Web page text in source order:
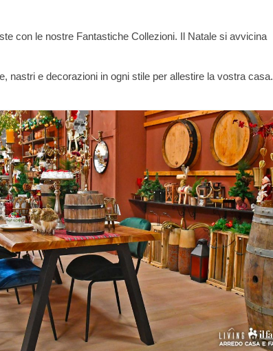
con le nostre Fantastiche Collezioni. Il Natale si avvicina
nastri e decorazioni in ogni stile per allestire la vostra casa.